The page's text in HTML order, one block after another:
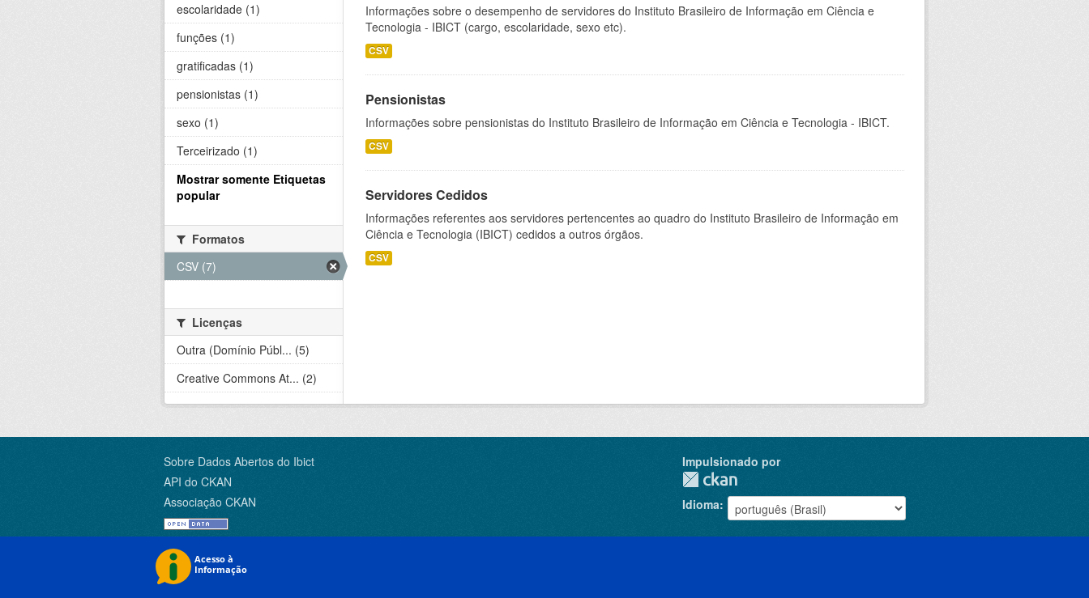
Informações sobre o desempenho de servidores do Instituto Brasileiro de Informação em Ciência e
Tecnologia - IBICT (cargo, escolaridade, sexo etc).
CSV
Pensionistas
Informações sobre pensionistas do Instituto Brasileiro de Informação em Ciência e Tecnologia - IBICT.
CSV
Servidores Cedidos
Informações referentes aos servidores pertencentes ao quadro do Instituto Brasileiro de Informação em
Ciência e Tecnologia (IBICT) cedidos a outros órgãos.
CSV
escolaridade (1)
funções (1)
gratificadas (1)
pensionistas (1)
sexo (1)
Terceirizado (1)
Mostrar somente Etiquetas
popular
Formatos
CSV (7)
Licenças
Outra (Domínio Públ... (5)
Creative Commons At... (2)
Sobre Dados Abertos do Ibict
API do CKAN
Associação CKAN
Impulsionado por
Idioma